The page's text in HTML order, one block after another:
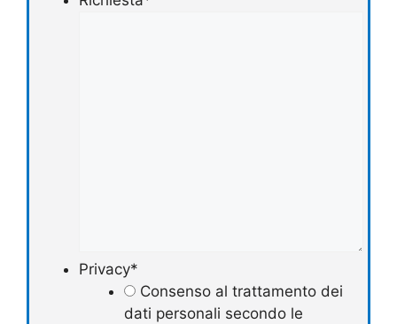
Privacy*
Consenso al trattamento dei
dati personali secondo le